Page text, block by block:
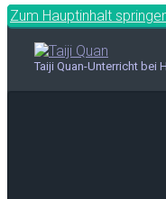
Zum Hauptinhalt
Taiji Quan-Unterricht bei